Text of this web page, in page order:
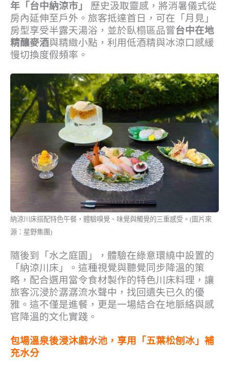
年「台中納涼市」
歷史汲取靈感，將消暑儀式從
房內延伸至戶外。旅客抵達首日，可在「月見」
房型享受半露天湯浴，並於臥榻區品嘗台中在地
精釀麥酒與精緻小點，利用低酒精與冰涼口感緩
慢切換度假頻率。
納涼川床搭配特色午餐，體驗嗅覺、味覺與觸覺的三重感受。(圖片來
源：星野集團)
隨後到「水之庭園」，體驗在綠意環繞中設置的
「納涼川床」。這種視覺與聽覺同步降溫的策
略，配合選用當令食材製作的特色川床料理，讓
旅客沉浸於潺潺流水聲中，找回遺失已久的優
雅。這不僅是進餐，更是一場結合在地脈絡與感
官降溫的文化實踐。
包場溫泉後浸沐戲水池，享用「五葉松刨冰」補
充水分